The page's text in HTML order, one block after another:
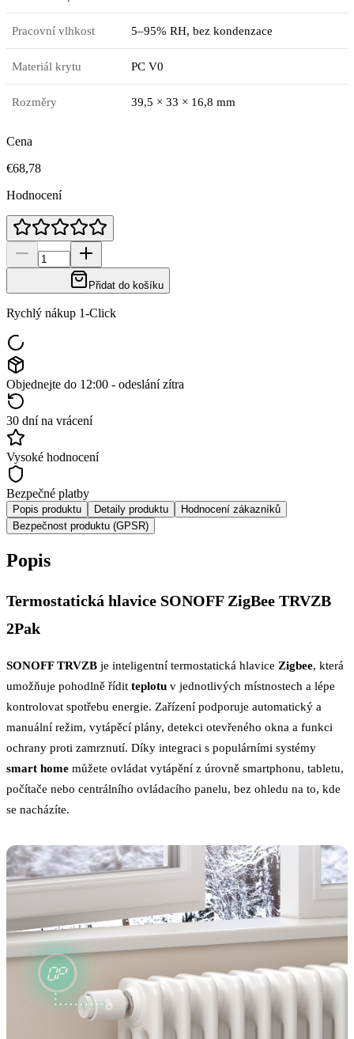
Pracovní vlhkost 5–95% RH, bez kondenzace
Materiál krytu PC V0
Rozměry 39,5 × 33 × 16,8 mm
Cena
€68,78
Hodnocení
Přidat do košíku
Rychlý nákup 1-Click
Objednejte do 12:00 - odeslání zítra
30 dní na vrácení
Vysoké hodnocení
Bezpečné platby
Popis produktu Detaily produktu
Hodnocení zákazníků
Bezpečnost produktu (GPSR)
Popis
Termostatická hlavice SONOFF ZigBee TRVZB
2Pak
SONOFF TRVZB je inteligentní termostatická hlavice Zigbee, která
umožňuje pohodlně řídit teplotu v jednotlivých místnostech a lépe
kontrolovat spotřebu energie. Zařízení podporuje automatický a
manuální režim, vytápěcí plány, detekci otevřeného okna a funkci
ochrany proti zamrznutí. Díky integraci s populárními systémy
smart home můžete ovládat vytápění z úrovně smartphonu, tabletu,
počítače nebo centrálního ovládacího panelu, bez ohledu na to, kde
se nacházíte.